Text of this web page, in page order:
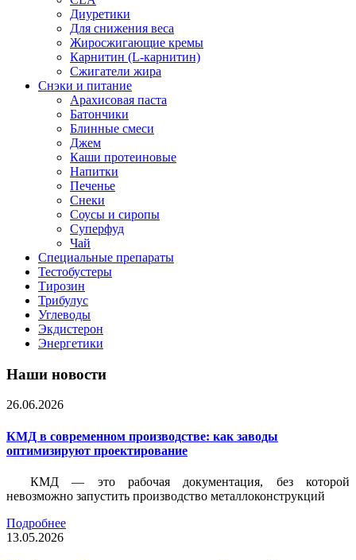
Диуретики
Для снижения веса
Жиросжигающие кремы
Карнитин (L-карнитин)
Сжигатели жира
Снэки и питание
Арахисовая паста
Батончики
Блинные смеси
Джем
Каши протеиновые
Напитки
Печенье
Снеки
Соусы и сиропы
Суперфуд
Чай
Специальные препараты
Тестобустеры
Тирозин
Трибулус
Углеводы
Экдистерон
Энергетики
Наши новости
26.06.2026
КМД в современном производстве: как заводы
оптимизируют проектирование
КМД — это рабочая документация, без которой
невозможно запустить производство металлоконструкций
Подробнее
13.05.2026